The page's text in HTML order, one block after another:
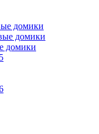
домики
домики
домики